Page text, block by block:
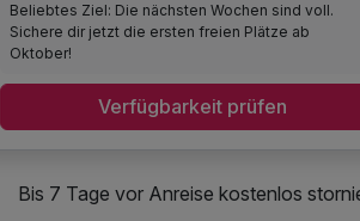
Beliebtes Ziel: Die nächsten Wochen sind voll.
Sichere dir jetzt die ersten freien Plätze ab
Oktober!
Verfügbarkeit prüfen
Bis 7 Tage vor Anreise kostenlos